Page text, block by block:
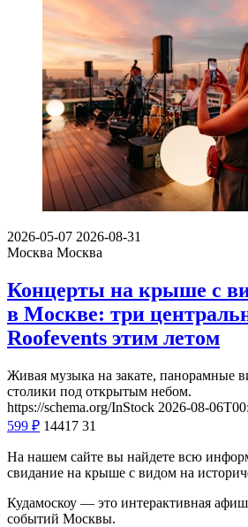
2026-05-07 2026-08-31
Москва Москва
Концерты на крыше с
в Москве: три
Roofevents этим летом
Живая музыка на закате, панорамные
столики под открытым небом.
https://schema.org/InStock 2026-08-
599 ₽ 14417 31
На нашем сайте вы найдете всю
свидание на крыше с видом на
Кудамоскоу — это интерактивная
событий Москвы.